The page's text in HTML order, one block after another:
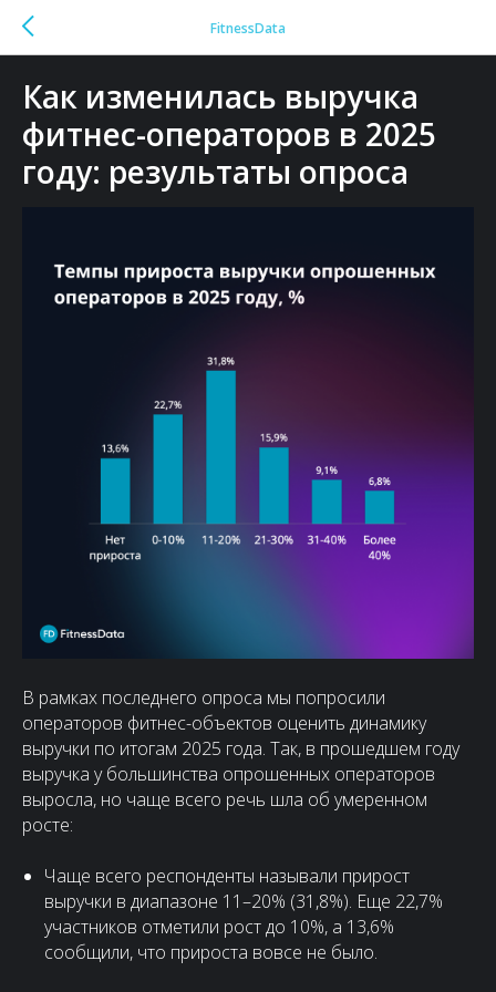
FitnessData
Как изменилась выручка
фитнес-операторов в 2025
году: результаты опроса
В рамках последнего опроса мы попросили
операторов фитнес-объектов оценить динамику
выручки по итогам 2025 года. Так, в прошедшем году
выручка у большинства опрошенных операторов
выросла, но чаще всего речь шла об умеренном
росте:
Чаще всего респонденты называли прирост
выручки в диапазоне 11–20% (31,8%). Еще 22,7%
участников отметили рост до 10%, а 13,6%
сообщили, что прироста вовсе не было.